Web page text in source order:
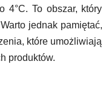
4°C. To obszar, który
jednak pamiętać,
które umożliwiają
produktów.